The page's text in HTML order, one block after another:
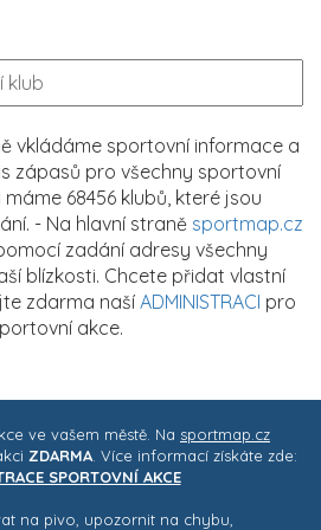
vkládáme sportovní informace a
zápasů pro všechny sportovní
68456 klubů, které jsou
- Na hlavní straně sportmap.cz
zadání adresy všechny
blízkosti. Chcete přidat vlastní
zdarma naší ADMINISTRACI pro
akce.
ve vašem městě. Na sportmap.cz
ZDARMA . Více informací získáte zde:
SPORTOVNÍ AKCE
na pivo, upozornit na chybu,